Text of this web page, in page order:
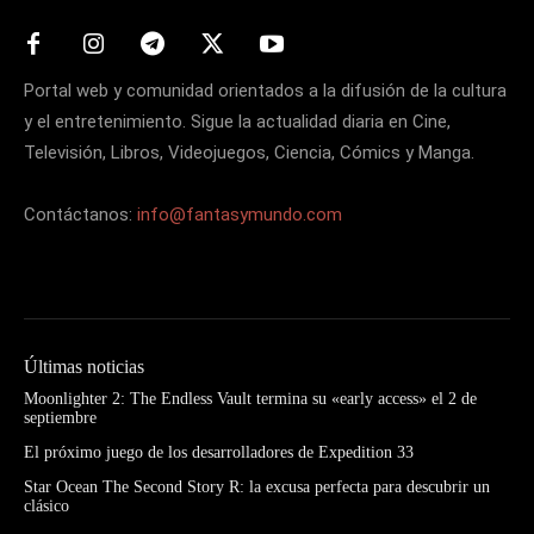
Portal web y comunidad orientados a la difusión de la cultura
y el entretenimiento. Sigue la actualidad diaria en Cine,
Televisión, Libros, Videojuegos, Ciencia, Cómics y Manga.
Contáctanos: info@fantasymundo.com
Últimas noticias
Moonlighter 2: The Endless Vault termina su «early access» el 2 de
septiembre
El próximo juego de los desarrolladores de Expedition 33
Star Ocean The Second Story R: la excusa perfecta para descubrir un
clásico